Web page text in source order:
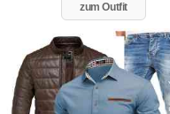
zum Outfit